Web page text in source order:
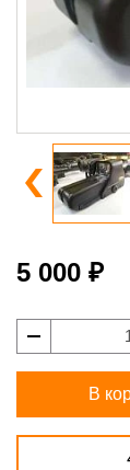
5 000 ₽
В